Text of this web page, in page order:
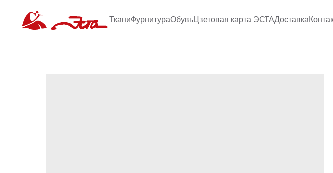
ТканиФурнитураОбувьЦветовая карта ЭСТАДоставка